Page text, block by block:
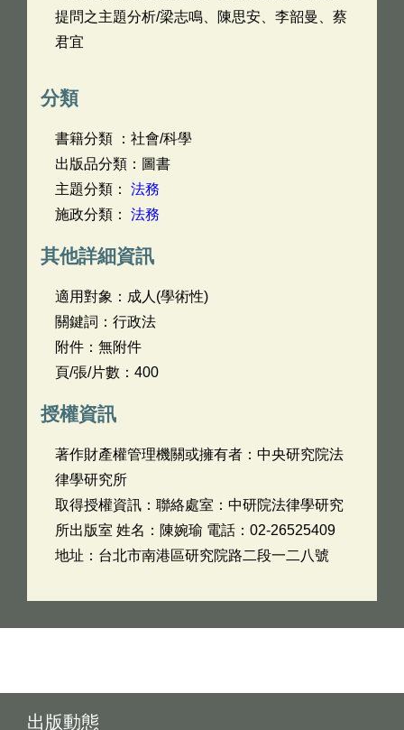
提問之主題分析/梁志鳴、陳思安、李韶曼、蔡
君宜
分類
書籍分類 ：社會/科學
出版品分類：圖書
主題分類： 法務
施政分類： 法務
其他詳細資訊
適用對象：成人(學術性)
關鍵詞：行政法
附件：無附件
頁/張/片數：400
授權資訊
著作財產權管理機關或擁有者：中央研究院法
律學研究所
取得授權資訊：聯絡處室：中研院法律學研究
所出版室 姓名：陳婉瑜 電話：02-26525409
地址：台北市南港區研究院路二段一二八號
出版動態